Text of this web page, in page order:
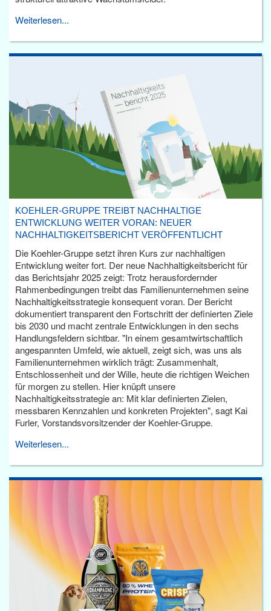
Weiterlesen...
KOEHLER-GRUPPE TREIBT NACHHALTIGE
ENTWICKLUNG WEITER VORAN: NEUER
NACHHALTIGKEITSBERICHT VERÖFFENTLICHT
Die Koehler-Gruppe setzt ihren Kurs zur nachhaltigen
Entwicklung weiter fort. Der neue Nachhaltigkeitsbericht für
das Berichtsjahr 2025 zeigt: Trotz herausfordernder
Rahmenbedingungen treibt das Familienunternehmen seine
Nachhaltigkeitsstrategie konsequent voran. Der Bericht
dokumentiert transparent den Fortschritt der definierten Ziele
bis 2030 und macht zentrale Entwicklungen in den sechs
Handlungsfeldern sichtbar. "In einem gesamtwirtschaftlich
angespannten Umfeld, wie aktuell, zeigt sich, was uns als
Familienunternehmen wirklich trägt: Zusammenhalt,
Entschlossenheit und der Wille, heute die richtigen Weichen
für morgen zu stellen. Hier knüpft unsere
Nachhaltigkeitsstrategie an: Mit klar definierten Zielen,
messbaren Kennzahlen und konkreten Projekten", sagt Kai
Furler, Vorstandsvorsitzender der Koehler-Gruppe.
Weiterlesen...